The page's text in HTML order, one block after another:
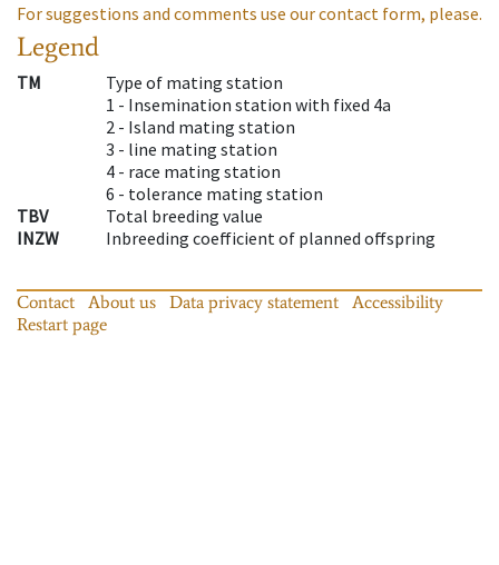
For suggestions and comments use our contact form, please.
Legend
TM
Type of mating station
1 - Insemination station with fixed 4a
2 - Island mating station
3 - line mating station
4 - race mating station
6 - tolerance mating station
TBV
Total breeding value
INZW
Inbreeding coefficient of planned offspring
Contact About us Data privacy statement
Accessibility
Restart page